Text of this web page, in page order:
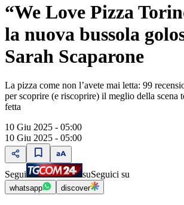
“We Love Pizza
la nuova bussola
Sarah Scaparone
La pizza come non l’avete mai letta: 99
per scoprire (e riscoprire) il meglio della scena
fetta
10 Giu 2025 - 05:00
10 Giu 2025 - 05:00
Segui suSeguici su
whatsapp discover